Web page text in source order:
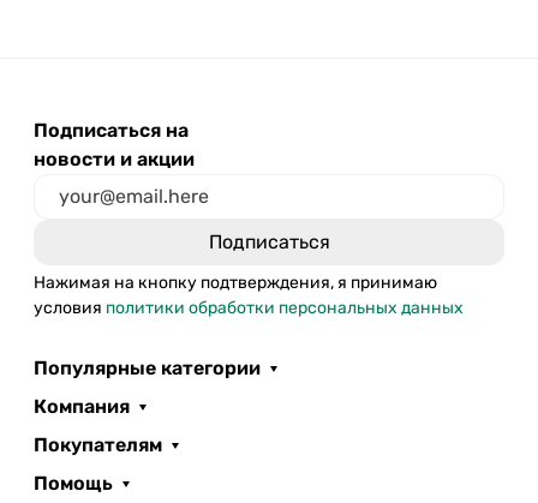
Подписаться на
новости и акции
Нажимая на кнопку подтверждения, я принимаю
условия политики обработки персональных данных
Популярные категории
Компания
Покупателям
Помощь